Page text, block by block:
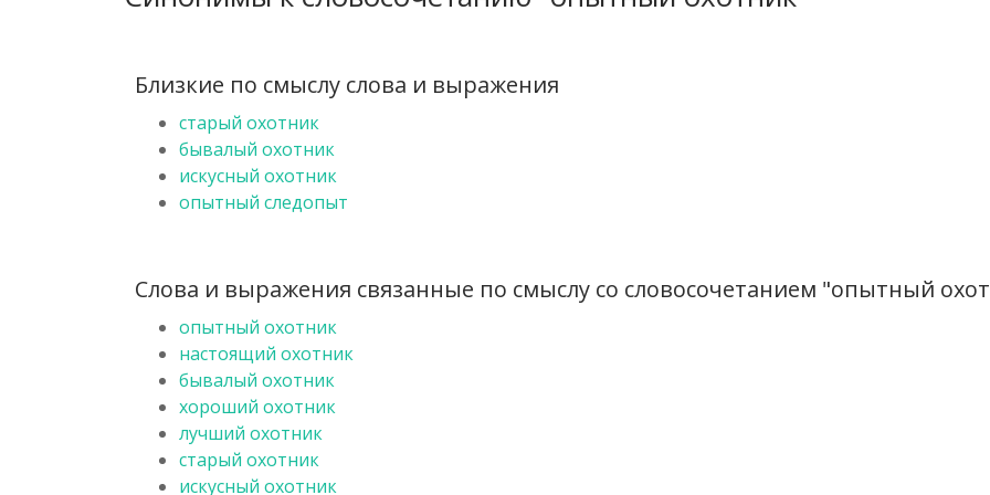
Близкие по смыслу слова и выражения
старый охотник
бывалый охотник
искусный охотник
опытный следопыт
Слова и выражения связанные по смыслу со словосочетанием "опытный
опытный охотник
настоящий охотник
бывалый охотник
хороший охотник
лучший охотник
старый охотник
искусный охотник